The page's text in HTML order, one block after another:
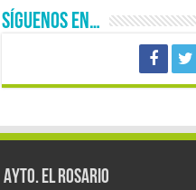
SÍGUENOS EN…
AYTO. EL ROSARIO